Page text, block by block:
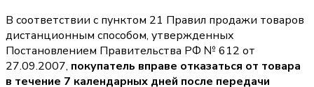
В соответствии с пунктом 21 Правил продажи товаров
дистанционным способом, утвержденных
Постановлением Правительства РФ № 612 от
27.09.2007, покупатель вправе отказаться от товара
в течение 7 календарных дней после передачи